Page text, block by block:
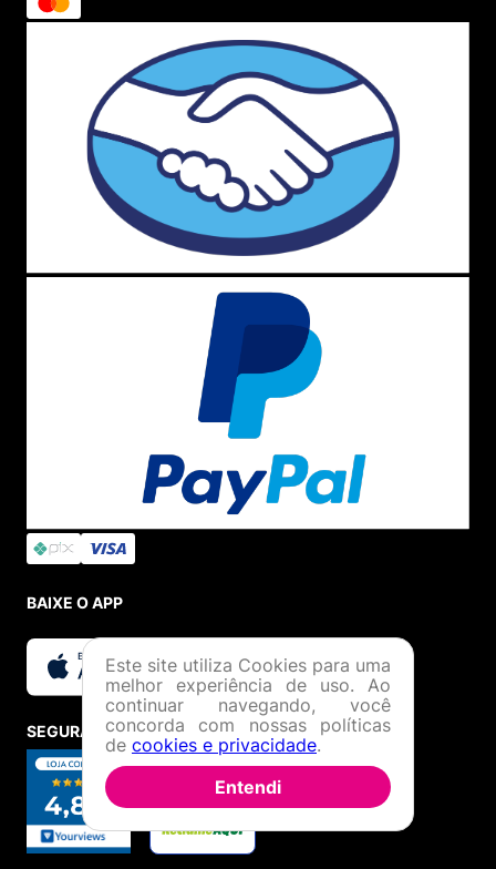
BAIXE O APP
SEGURANÇA E CREDIBILIDADE
Este site utiliza Cookies para uma
melhor experiência de uso. Ao
continuar navegando, você
concorda com nossas políticas
de cookies e privacidade.
Entendi